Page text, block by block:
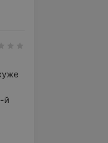
й